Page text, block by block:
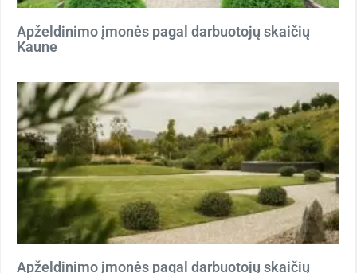
Apželdinimo įmonės pagal darbuotojų skaičių
Kaune
Apželdinimo įmonės pagal darbuotojų skaičių